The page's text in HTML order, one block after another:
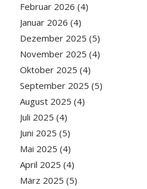
Februar 2026 (4)
Januar 2026 (4)
Dezember 2025 (5)
November 2025 (4)
Oktober 2025 (4)
September 2025 (5)
August 2025 (4)
Juli 2025 (4)
Juni 2025 (5)
Mai 2025 (4)
April 2025 (4)
März 2025 (5)